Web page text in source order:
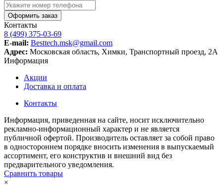
Оформить заказ
Контакты
8 (499) 375-03-69
E-mail: Besttech.msk@gmail.com
Адрес: Московская область, Химки, Транспортный проезд, 2А
Информация
Акции
Доставка и оплата
Контакты
Информация, приведенная на сайте, носит исключительно
рекламно-информационный характер и не является
публичной офертой. Производитель оставляет за собой право
в одностороннем порядке вносить изменения в выпускаемый
ассортимент, его конструктив и внешний вид без
предварительного уведомления.
Сравнить товары
×